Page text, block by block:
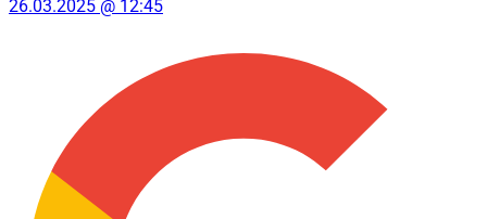
26.03.2025 @ 12:45